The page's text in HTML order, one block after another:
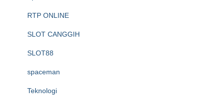
RTP ONLINE
SLOT CANGGIH
SLOT88
spaceman
Teknologi